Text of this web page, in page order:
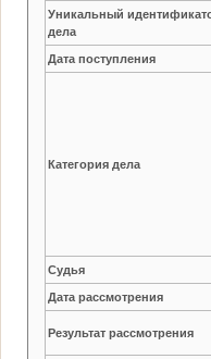
Уникальный
дела
Дата поступления
Категория дела
Судья
Дата рассмотрения
Результат рассмотрения